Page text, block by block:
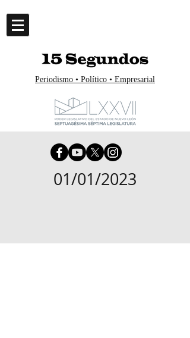
Periodismo • Político • Empresarial
01/01/2023